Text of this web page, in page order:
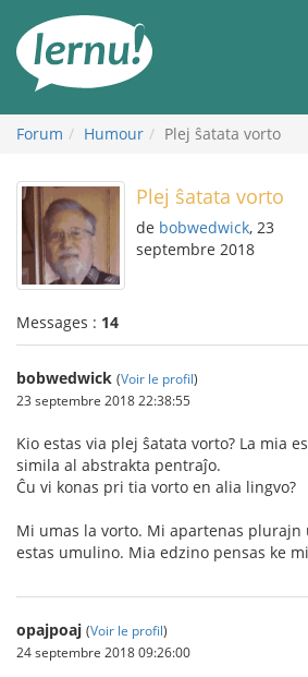
contenu
Forum Humour Plej ŝatata vorto
Plej ŝatata vorto
de bobwedwick, 23
septembre 2018
Messages : 14
bobwedwick (Voir le profil)
23 septembre 2018 22:38:55
Kio estas via plej ŝatata vorto? La mia
simila al abstrakta pentraĵo.
Ĉu vi konas pri tia vorto en alia lingvo?
Mi umas la vorto. Mi apartenas plurajn
estas umulino. Mia edzino pensas ke
opajpoaj (Voir le profil)
24 septembre 2018 09:26:00